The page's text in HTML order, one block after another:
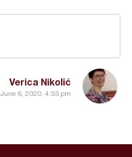
Verica Nikolić
June 6, 2020, 4:33 pm